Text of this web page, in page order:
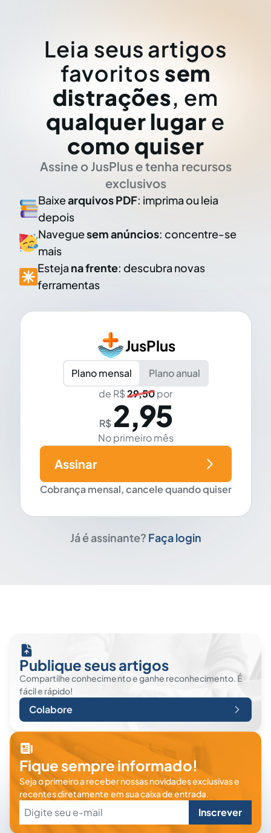
Leia seus artigos
favoritos sem
distrações, em
qualquer lugar e
como quiser
Assine o JusPlus e tenha recursos
exclusivos
Baixearquivos PDF: imprima ou leia
depois
Naveguesem anúncios: concentre-se
mais
Esteja na frente: descubra novas
ferramentas
JusPlus
Plano mensal
Plano anual
de R$29,50por
R$ 2,95
No primeiro mês
Cobrança mensal, cancele quando quiser
Assinar
Já é assinante? Faça login
Publique seus artigos
Compartilhe conhecimento e ganhe reconhecimento. É
fácil e rápido!
Colabore
Fique sempre informado!
Seja o primeiro a receber nossas novidades exclusivas e
recentes diretamente em sua caixa de entrada.
Inscrever